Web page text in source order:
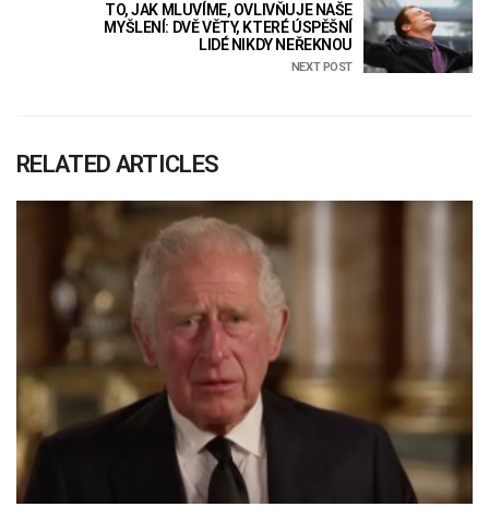
TO, JAK MLUVÍME, OVLIVŇUJE NAŠE
MYŠLENÍ: DVĚ VĚTY, KTERÉ ÚSPĚŠNÍ
LIDÉ NIKDY NEŘEKNOU
NEXT POST
RELATED ARTICLES